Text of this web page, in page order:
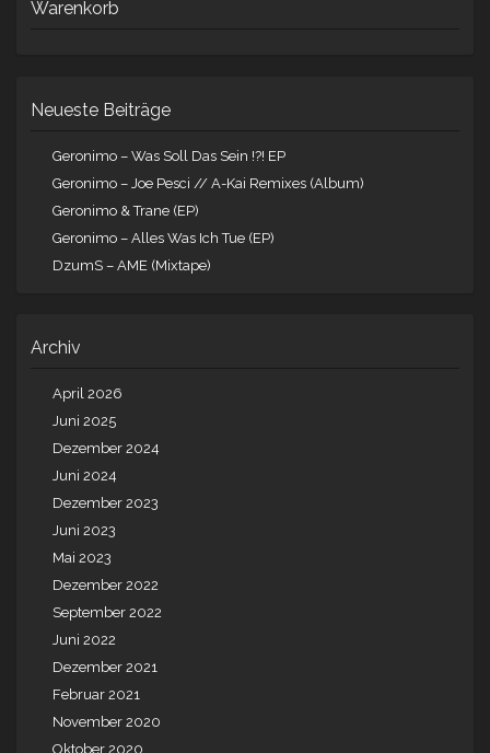
Warenkorb
Neueste Beiträge
Geronimo – Was Soll Das Sein !?! EP
Geronimo – Joe Pesci // A-Kai Remixes (Album)
Geronimo & Trane (EP)
Geronimo – Alles Was Ich Tue (EP)
DzumS – AME (Mixtape)
Archiv
April 2026
Juni 2025
Dezember 2024
Juni 2024
Dezember 2023
Juni 2023
Mai 2023
Dezember 2022
September 2022
Juni 2022
Dezember 2021
Februar 2021
November 2020
Oktober 2020